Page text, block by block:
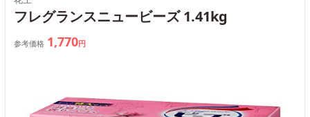
フレグランスニュービーズ 1.41kg
参考価格 1,770円